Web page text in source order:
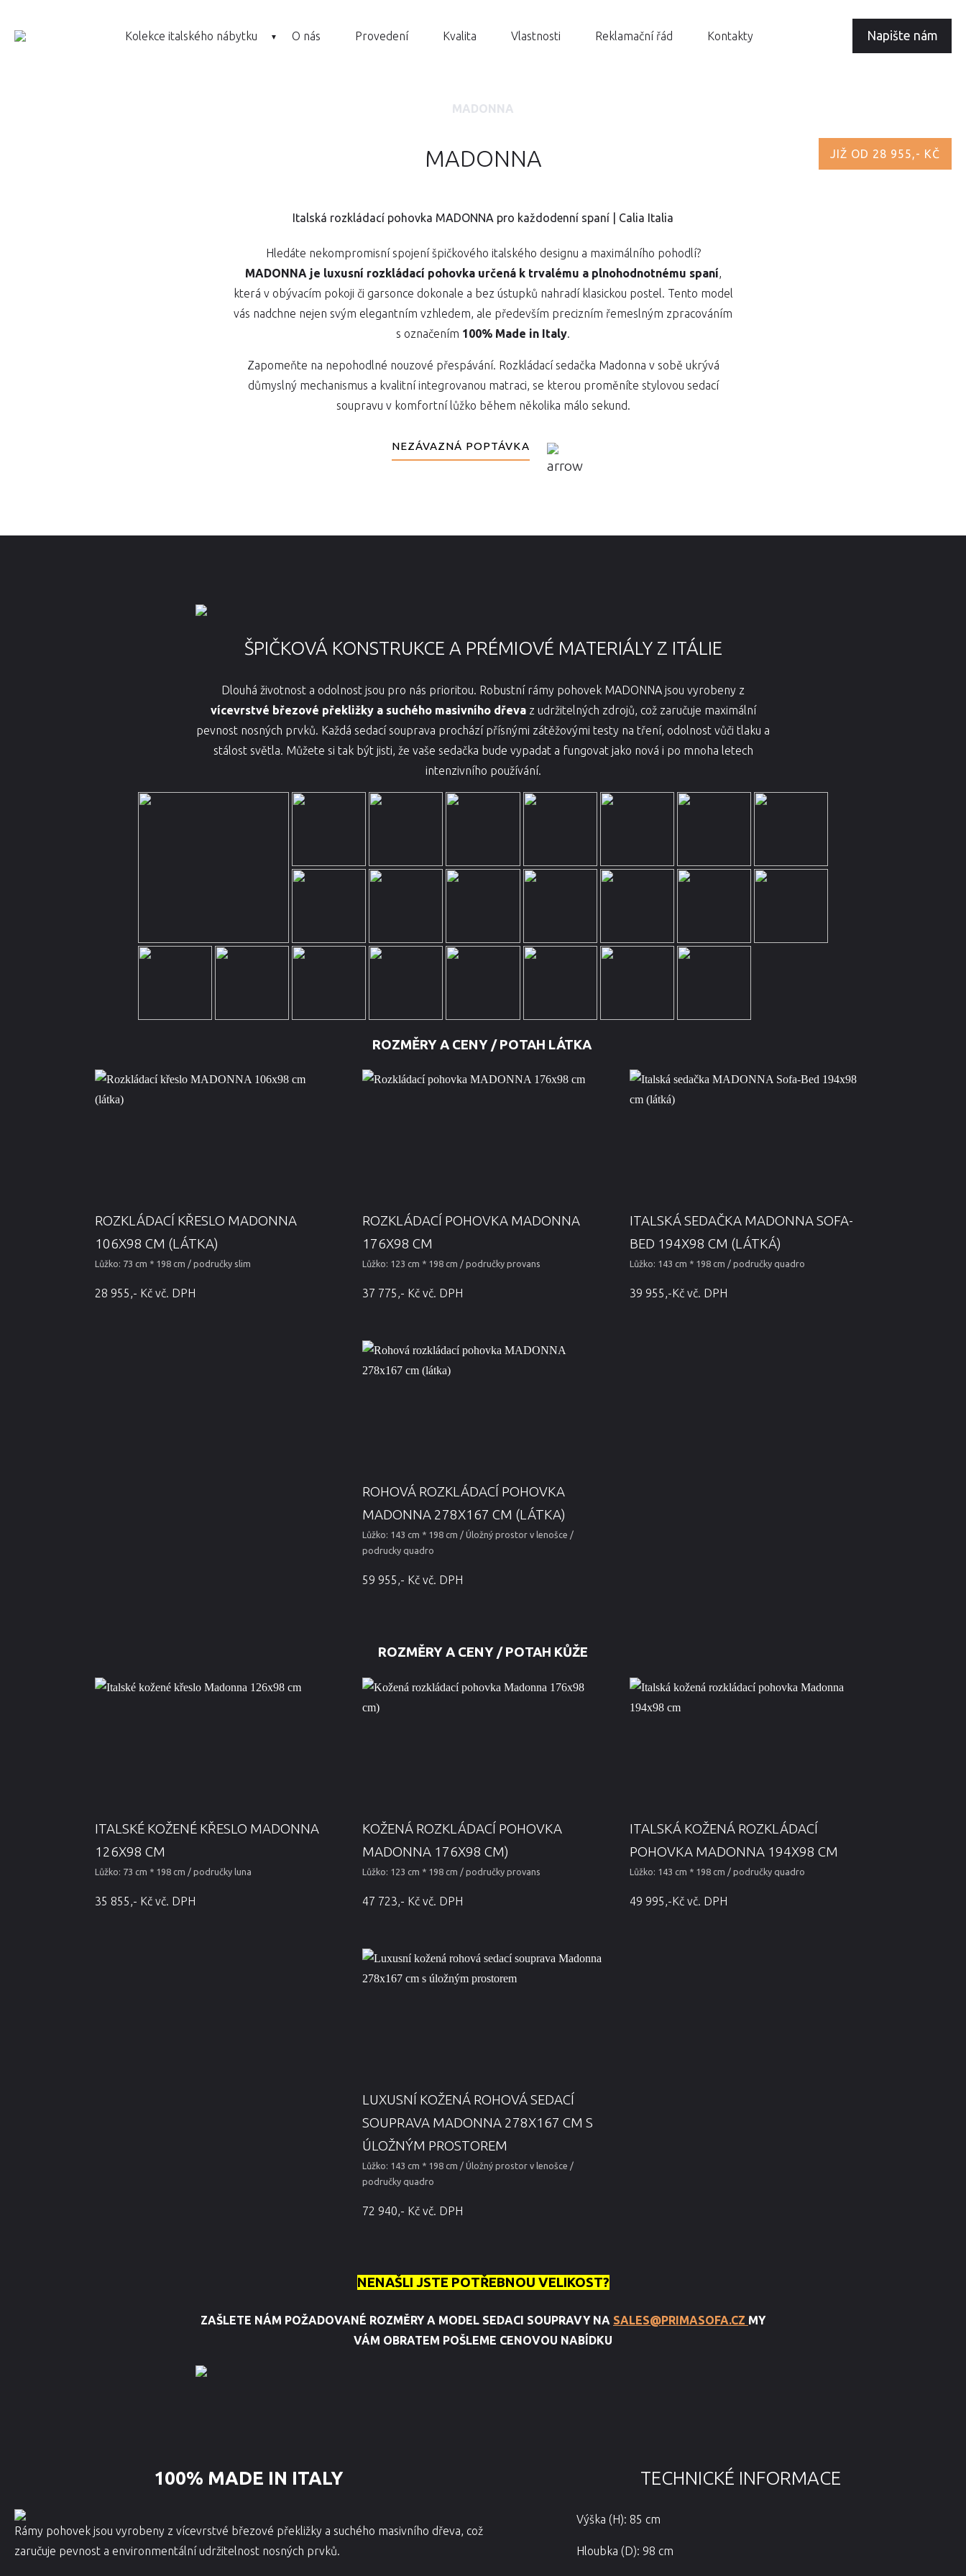
Kolekce italského nábytku O nás Provedení Kvalita Vlastnosti Reklamační řád Kontakty Napište nám
MADONNA
MADONNA JIŽ OD 28 955,- KČ
Italská rozkládací pohovka MADONNA pro každodenní spaní | Calia Italia
Hledáte nekompromisní spojení špičkového italského designu a maximálního pohodlí?
MADONNA je luxusní rozkládací pohovka určená k trvalému a plnohodnotnému spaní,
která v obývacím pokoji či garsonce dokonale a bez ústupků nahradí klasickou postel. Tento model
vás nadchne nejen svým elegantním vzhledem, ale především precizním řemeslným zpracováním
s označením 100% Made in Italy.
Zapomeňte na nepohodlné nouzové přespávání. Rozkládací sedačka Madonna v sobě ukrývá
důmyslný mechanismus a kvalitní integrovanou matraci, se kterou proměníte stylovou sedací
soupravu v komfortní lůžko během několika málo sekund.
NEZÁVAZNÁ POPTÁVKA
ŠPIČKOVÁ KONSTRUKCE A PRÉMIOVÉ MATERIÁLY Z ITÁLIE
Dlouhá životnost a odolnost jsou pro nás prioritou. Robustní rámy pohovek MADONNA jsou vyrobeny z
vícevrstvé březové překližky a suchého masivního dřevaz udržitelných zdrojů, což zaručuje maximální
pevnost nosných prvků. Každá sedací souprava prochází přísnými zátěžovými testy na tření, odolnost vůči tlaku a
stálost světla. Můžete si tak být jisti, že vaše sedačka bude vypadat a fungovat jako nová i po mnoha letech
intenzivního používání.
ROZMĚRY A CENY / POTAH LÁTKA
ROZKLÁDACÍ KŘESLO MADONNA
106X98 CM (LÁTKA)
Lůžko: 73 cm * 198 cm / područky slim
28 955,- Kč vč. DPH
ROZKLÁDACÍ POHOVKA MADONNA
176X98 CM
Lůžko: 123 cm * 198 cm / područky provans
37 775,- Kč vč. DPH
ITALSKÁ SEDAČKA MADONNA SOFA-
BED 194X98 CM (LÁTKÁ)
Lůžko: 143 cm * 198 cm / područky quadro
39 955,-Kč vč. DPH
ROHOVÁ ROZKLÁDACÍ POHOVKA
MADONNA 278X167 CM (LÁTKA)
Lůžko: 143 cm * 198 cm / Úložný prostor v lenošce /
podrucky quadro
59 955,- Kč vč. DPH
ROZMĚRY A CENY / POTAH KŮŽE
ITALSKÉ KOŽENÉ KŘESLO MADONNA
126X98 CM
Lůžko: 73 cm * 198 cm / područky luna
35 855,- Kč vč. DPH
KOŽENÁ ROZKLÁDACÍ POHOVKA
MADONNA 176X98 CM)
Lůžko: 123 cm * 198 cm / područky provans
47 723,- Kč vč. DPH
ITALSKÁ KOŽENÁ ROZKLÁDACÍ
POHOVKA MADONNA 194X98 CM
Lůžko: 143 cm * 198 cm / područky quadro
49 995,-Kč vč. DPH
LUXUSNÍ KOŽENÁ ROHOVÁ SEDACÍ
SOUPRAVA MADONNA 278X167 CM S
ÚLOŽNÝM PROSTOREM
Lůžko: 143 cm * 198 cm / Úložný prostor v lenošce /
područky quadro
72 940,- Kč vč. DPH
NENAŠLI JSTE POTŘEBNOU VELIKOST?
ZAŠLETE NÁM POŽADOVANÉ ROZMĚRY A MODEL SEDACI SOUPRAVY NA SALES@PRIMASOFA.CZ MY
VÁM OBRATEM POŠLEME CENOVOU NABÍDKU
100% MADE IN ITALY
Rámy pohovek jsou vyrobeny z vícevrstvé březové překližky a suchého masivního dřeva, což
zaručuje pevnost a environmentální udržitelnost nosných prvků.
TECHNICKÉ INFORMACE
Výška (H): 85 cm
Hloubka (D): 98 cm